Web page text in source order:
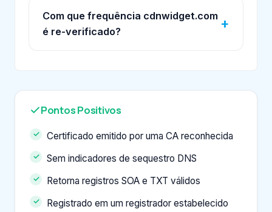
Com que frequência cdnwidget.com
é re-verificado?
Pontos Positivos
Certificado emitido por uma CA reconhecida
Sem indicadores de sequestro DNS
Retorna registros SOA e TXT válidos
Registrado em um registrador estabelecido